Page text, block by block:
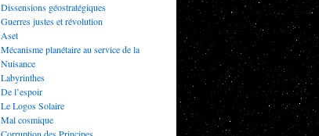
Dissensions géostratégiques
Guerres justes et révolution
Aset
Mécanisme planétaire au service de la
Nuisance
Labyrinthes
De l’espoir
Le Logos Solaire
Mal cosmique